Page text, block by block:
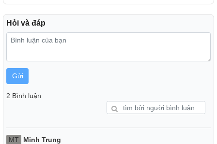
Hỏi và đáp
Gửi
2 Bình luận
MT Minh Trung